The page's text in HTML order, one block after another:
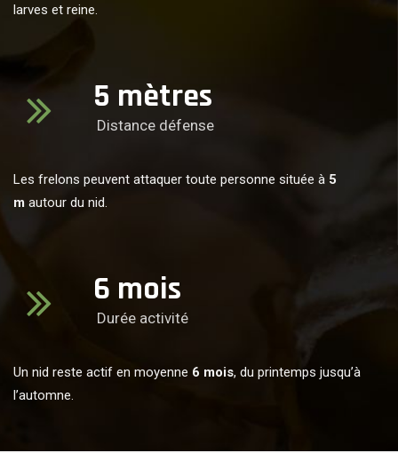
larves et reine.
5 mètres
Distance défense
Les frelons peuvent attaquer toute personne située à 5
m autour du nid.
6 mois
Durée activité
Un nid reste actif en moyenne 6 mois, du printemps jusqu’à
l’automne.